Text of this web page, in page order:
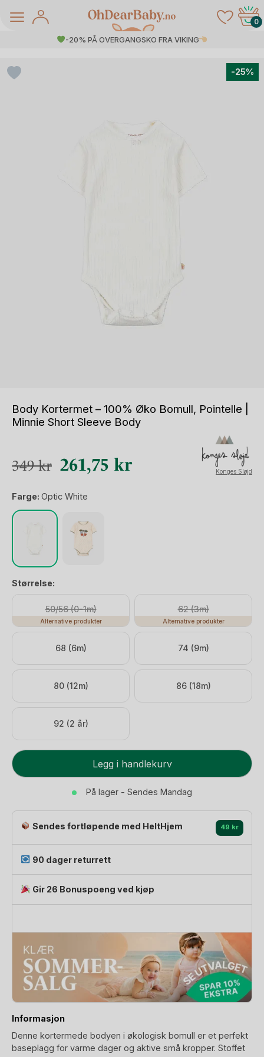
0
-20% PÅ OVERGANGSKO FRA VIKING
-25%
Body Kortermet – 100% Øko Bomull, Pointelle |
Minnie Short Sleeve Body
349kr Opprinnelig
var:
349 kr.
261,75 krNåværende
Konges Sløjd
Farge: Optic White
Størrelse:
50/56 (0-1m)
Alternative produkter
62 (3m)
Alternative produkter
68 (6m) 74 (9m)
80 (12m) 86 (18m)
92 (2 år)
Body
Kortermet
Øko
Bomull,
Pointelle
Short
Legg i handlekurv
På lager - Sendes Mandag
Sendes fortløpende med HeltHjem 49 kr
90 dager returrett
Gir 26 Bonuspoeng ved kjøp
Informasjon
Denne kortermede bodyen i økologisk bomull er et perfekt
baseplagg for varme dager og aktive små kropper. Stoffet